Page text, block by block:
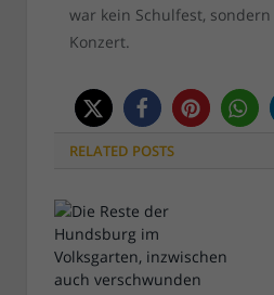
war kein Schulfest,
Konzert.
RELATED POSTS